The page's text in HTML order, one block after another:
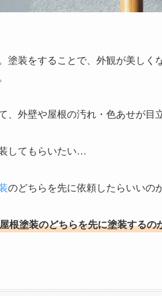
塗装をすることで、外観が美し
、外壁や屋根の汚れ・色あせが目
してもらいたい…
のどちらを先に依頼したらいいの
根塗装のどちらを先に塗装するの